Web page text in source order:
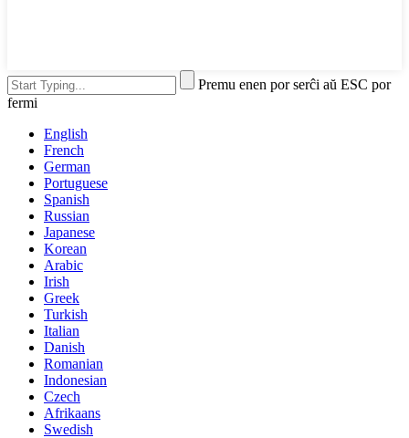
Premu enen por serĉi aŭ ESC por
fermi
English
French
German
Portuguese
Spanish
Russian
Japanese
Korean
Arabic
Irish
Greek
Turkish
Italian
Danish
Romanian
Indonesian
Czech
Afrikaans
Swedish